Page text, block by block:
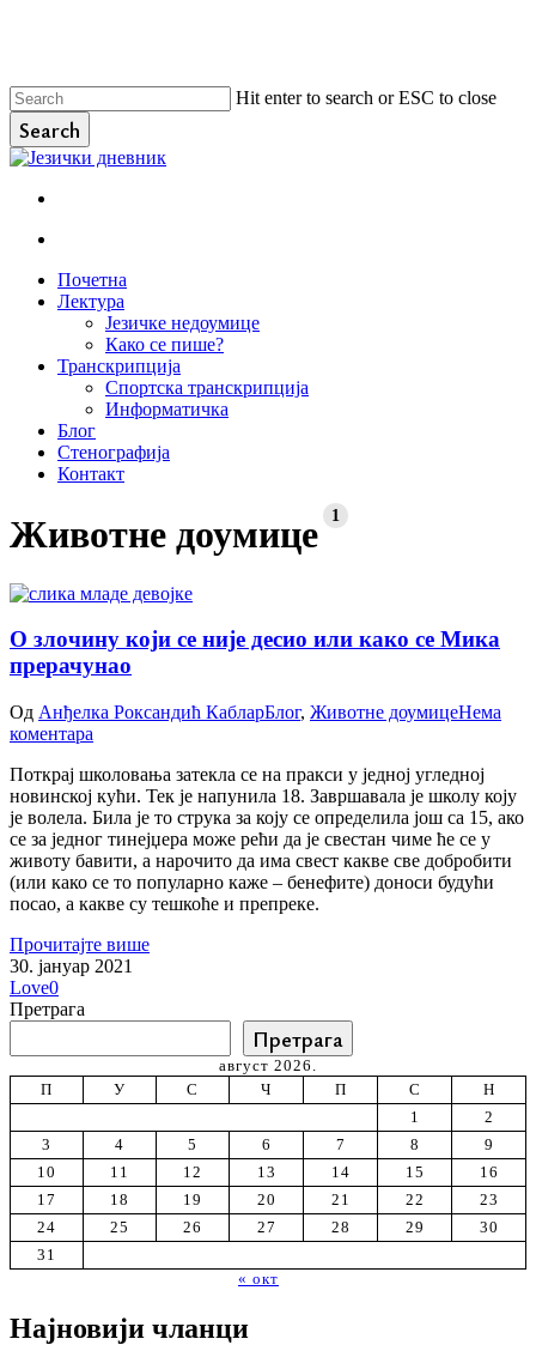
content
Hit enter to search or ESC to close
Search
Close
Menu
search
Menu
Почетна
Лектура
Језичке недоумице
Како се пише?
Транскрипција
Спортска транскрипција
Информатичка
Блог
Стенографија
Контакт
Животне доумице 1
О злочину који се није десио или како се Мика
прерачунао
Од Анђелка Роксандић КабларБлог, Животне доумицеНема
коментара
Поткрај школовања затекла се на пракси у једној угледној
новинској кући. Тек је напунила 18. Завршавала је школу коју
је волела. Била је то струка за коју се определила још са 15, ако
се за једног тинејџера може рећи да је свестан чиме ће се у
животу бавити, а нарочито да има свест какве све добробити
(или како се то популарно каже – бенефите) доноси будући
посао, а какве су тешкоће и препреке.
Прочитајте више
30. јануар 2021
Love0
Претрага
Претрага
август 2026.
П
У С Ч П С
Н
1
2
3
4 5 6 7 8
9
10
11 12 13 14 15
16
17
18 19 20 21 22
23
24
25 26 27 28 29
30
31
« окт
Најновији чланци